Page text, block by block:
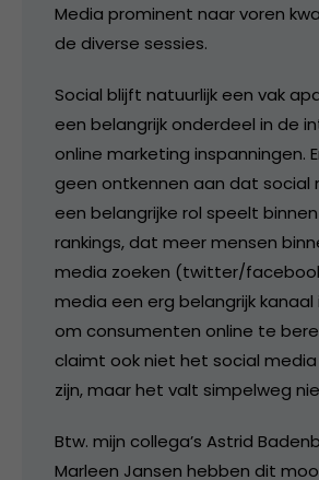
Media prominent naar voren
de diverse sessies.
Social blijft natuurlijk een vak
een belangrijk onderdeel in de
online marketing inspanningen.
geen ontkennen aan dat social
een belangrijke rol speelt
rankings, dat meer mensen
media zoeken (twitter/
media een erg belangrijk kanaal
om consumenten online te
claimt ook niet het social
zijn, maar het valt simpelweg
Btw. mijn collega’s Astrid
Marleen Jansen hebben dit